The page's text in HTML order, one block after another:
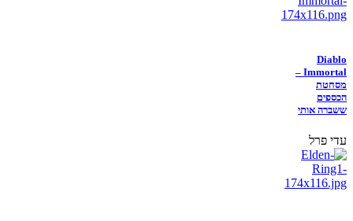
Diablo
Immortal –
מסחטת
הכספים
ששברה אותי
עדי פרל